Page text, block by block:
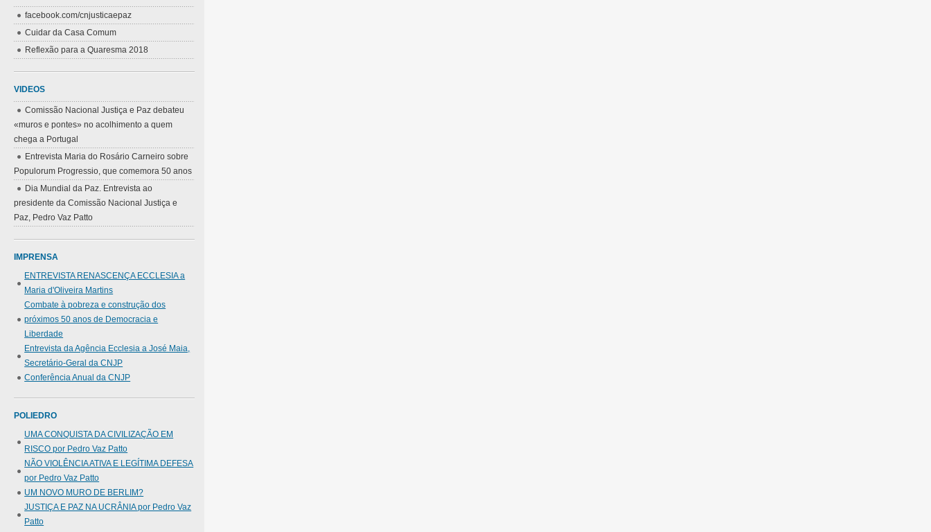
facebook.com/cnjusticaepaz
Cuidar da Casa Comum
Reflexão para a Quaresma 2018
VIDEOS
Comissão Nacional Justiça e Paz debateu
«muros e pontes» no acolhimento a quem
chega a Portugal
Entrevista Maria do Rosário Carneiro sobre
Populorum Progressio, que comemora 50 anos
Dia Mundial da Paz. Entrevista ao
presidente da Comissão Nacional Justiça e
Paz, Pedro Vaz Patto
IMPRENSA
ENTREVISTA RENASCENÇA ECCLESIA a
Maria d'Oliveira Martins
Combate à pobreza e construção dos
próximos 50 anos de Democracia e
Liberdade
Entrevista da Agência Ecclesia a José Maia,
Secretário-Geral da CNJP
Conferência Anual da CNJP
POLIEDRO
UMA CONQUISTA DA CIVILIZAÇÃO EM
RISCO por Pedro Vaz Patto
NÃO VIOLÊNCIA ATIVA E LEGÍTIMA DEFESA
por Pedro Vaz Patto
UM NOVO MURO DE BERLIM?
JUSTIÇA E PAZ NA UCRÂNIA por Pedro Vaz
Patto